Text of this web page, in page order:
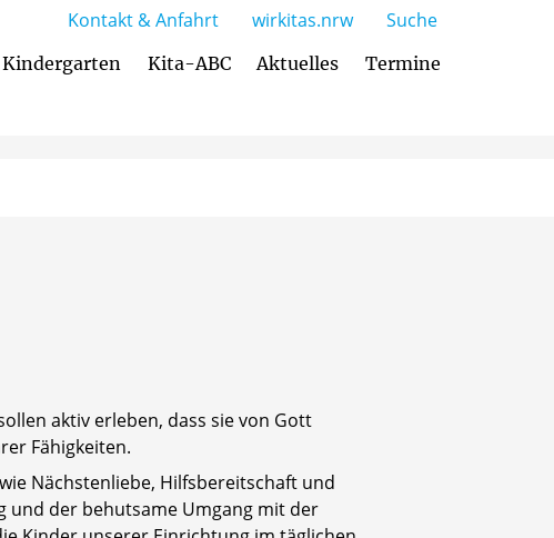
Kita-ABC Aktuelles Termine
Kontakt & Anfahrt wirkitas.nrw Suche
aktiv erleben, dass sie von Gott
Fähigkeiten.
Nächstenliebe, Hilfsbereitschaft und
und der behutsame Umgang mit der